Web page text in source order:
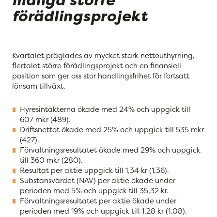
förädlingsprojekt
Kvartalet präglades av mycket stark nettouthyrning,
flertalet större förädlingsprojekt och en finansiell
position som ger oss stor handlingsfrihet för fortsatt
lönsam tillväxt.
Hyresintäkterna ökade med 24% och uppgick till
607 mkr (489).
Driftsnettot ökade med 25% och uppgick till 535 mkr
(427).
Förvaltningsresultatet ökade med 29% och uppgick
till 360 mkr (280).
Resultat per aktie uppgick till 1,34 kr (1,36).
Substansvärdet (NAV) per aktie ökade under
perioden med 5% och uppgick till 35,32 kr.
Förvaltningsresultatet per aktie ökade under
perioden med 19% och uppgick till 1,28 kr (1,08).